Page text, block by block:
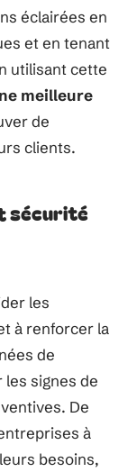
éclairées en
et en tenant
utilisant cette
meilleure
de
clients.
sécurité
les
à renforcer la
de
signes de
De
à
besoins,